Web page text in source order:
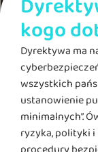
kogo
Dyrektywa ma
wszystkich
ustanowienie
minimalnych”.
ryzyka, polityki